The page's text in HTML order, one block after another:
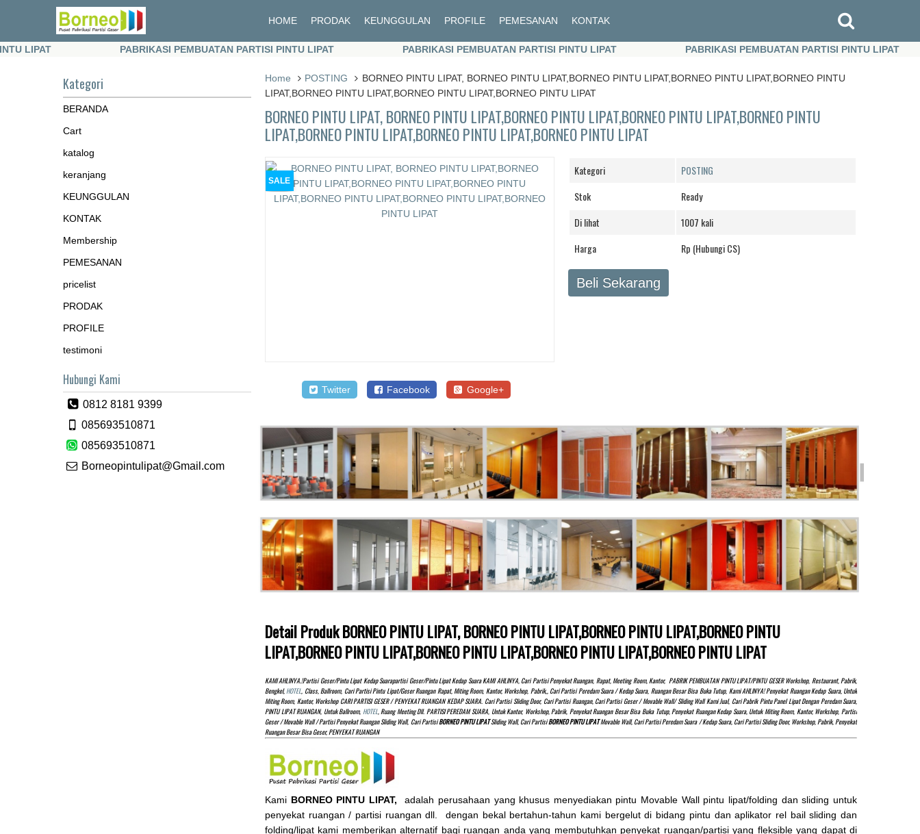
HOME PRODAK KEUNGGULAN PROFILE PEMESANAN KONTAK
PABRIKASI PEMBUATAN PARTISI PINTU LIPAT PABRIKASI PEMBUATAN PARTISI PINTU LIPAT
PABRIKASI PEMBUATAN PARTISI PINTU LIPAT
Home
POSTING
BORNEO PINTU LIPAT, BORNEO PINTU LIPAT,BORNEO PINTU LIPAT,BORNEO PINTU LIPAT,BORNEO PINTU
LIPAT,BORNEO PINTU LIPAT,BORNEO PINTU LIPAT,BORNEO PINTU LIPAT
BORNEO PINTU LIPAT, BORNEO PINTU LIPAT,BORNEO PINTU LIPAT,BORNEO PINTU LIPAT,BORNEO PINTU
LIPAT,BORNEO PINTU LIPAT,BORNEO PINTU LIPAT,BORNEO PINTU LIPAT
SALE
Twitter Facebook Google+
Kategori
POSTING
Stok
Ready
Di lihat
1007 kali
Harga
Rp (Hubungi CS)
Beli Sekarang
Detail Produk BORNEO PINTU LIPAT, BORNEO PINTU LIPAT,BORNEO PINTU LIPAT,BORNEO PINTU
LIPAT,BORNEO PINTU LIPAT,BORNEO PINTU LIPAT,BORNEO PINTU LIPAT,BORNEO PINTU LIPAT
KAMI AHLINYA.!partisi Geser/pintu Lipat Kedap Suarapartisi Geser/pintu Lipat Kedap Suara KAMI AHLINYA, Cari Partisi Penyekat Ruangan, Rapat, Meeting Room, Kantor, PABRIK PEMBUATAN PINTU LIPAT/PINTU GESER Workshop, Restaurant, Pabrik,
Bengkel, HOTEL , Class, Ballroom, Cari Partisi Pintu Lipat/Geser Ruangan Rapat, Miting Room, Kantor, Workshop, Pabrik,, Cari Partisi Peredam Suara / Kedap Suara, Ruangan Besar Bisa Buka Tutup, Kami AHLINYA! Penyekat Ruangan Kedap Suara, Untuk
Miting Room, Kantor, Workshop CARI PARTISI GESER / PENYEKAT RUANGAN KEDAP SUARA. Cari Partisi Sliding Door, Cari Partisi Ruangan, Cari Partisi Geser / Movable Wall/ Sliding Wall Kami Jual, Cari Pabrik Pintu Panel Lipat Dengan Peredam Suara,
PINTU LIPAT RUANGAN, Untuk Ballroom, HOTEL, Ruang Meeting Dll. PARTISI PEREDAM SUARA, Untuk Kantor, Workshop, Pabrik, Penyekat Ruangan Besar Bisa Buka Tutup, Penyekat Ruangan Kedap Suara, Untuk Miting Room, Kantor, Workshop, Partisi
Geser / Movable Wall / Partisi Penyekat Ruangan Sliding Wall, Cari PartisiBORNEO PINTU LIPATSliding Wall, Cari PartisiBORNEO PINTU LIPATMovable Wall, Cari Partisi Peredam Suara / Kedap Suara, Cari Partisi Sliding Door, Workshop, Pabrik, Penyekat
Ruangan Besar Bisa Geser, PENYEKAT RUANGAN
Kami BORNEO PINTU LIPAT, adalah perusahaan yang khusus menyediakan pintu Movable Wall pintu lipat/folding dan sliding untuk
penyekat ruangan / partisi ruangan dll. dengan bekal bertahun-tahun kami bergelut di bidang pintu dan aplikator rel bail sliding dan
folding/lipat kami memberikan alternatif bagi ruangan anda yang membutuhkan penyekat ruangan/partisi yang fleksible yang dapat di
Kategori
BERANDA
Cart
katalog
keranjang
KEUNGGULAN
KONTAK
Membership
PEMESANAN
pricelist
PRODAK
PROFILE
testimoni
Hubungi Kami
0812 8181 9399
085693510871
085693510871
Borneopintulipat@Gmail.com